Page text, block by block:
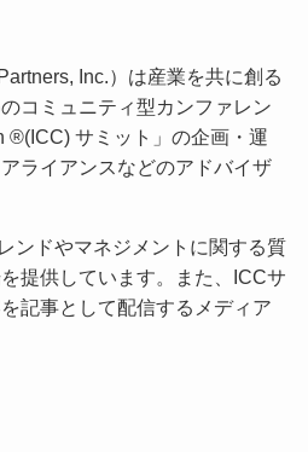
Inc.）は産業を共に創る
コミュニティ型カンファレン
®(ICC) サミット」の企画・運
ライアンスなどのアドバイザ
ンドやマネジメントに関する質
提供しています。また、ICCサ
記事として配信するメディア